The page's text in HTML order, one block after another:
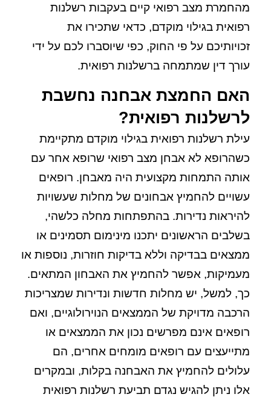
מהחמרת מצב רפואי קיים בעקבות רשלנות
רפואית בגילוי מוקדם, כדאי שתכירו את
זכויותיכם על פי החוק, כפי שיוסברו לכם על ידי
עורך דין שמתמחה ברשלנות רפואית.
האם החמצת אבחנה נחשבת
לרשלנות רפואית?
עילת רשלנות רפואית בגילוי מוקדם מתקיימת
כשהרופא לא אבחן מצב רפואי שרופא אחר עם
אותה התמחות מקצועית היה מאבחן. רופאים
עשויים להחמיץ אבחונים של מחלות שעשויות
להיראות נדירות. בהתפתחות מחלה כלשהי,
בשלבים הראשונים יתכנו מינימום תסמינים או
ממצאים בבדיקה וללא בדיקות חוזרות, נוספות או
מעמיקות, אפשר להחמיץ את האבחון המתאים.
כך, למשל, יש מחלות חדשות ונדירות שמצריכות
הרכבה מדויקת של הממצאים הנוירולוגיים, ואם
רופאים אינם מפרשים נכון את הממצאים או
מתייעצים עם רופאים מומחים אחרים, הם
עלולים להחמיץ את האבחנה בקלות, ובמקרים
אלו ניתן להגיש נגדם תביעת רשלנות רפואית